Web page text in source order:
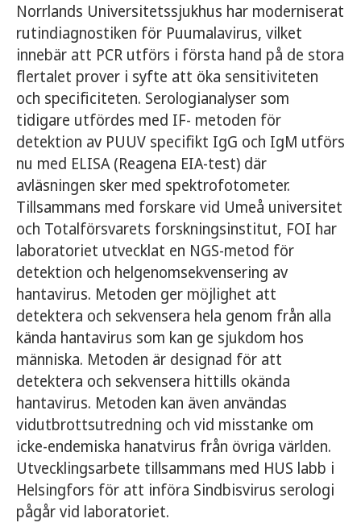
Norrlands Universitetssjukhus har moderniserat
rutindiagnostiken för Puumalavirus, vilket
innebär att PCR utförs i första hand på de stora
flertalet prover i syfte att öka sensitiviteten
och specificiteten. Serologianalyser som
tidigare utfördes med IF- metoden för
detektion av PUUV specifikt IgG och IgM utförs
nu med ELISA (Reagena EIA-test) där
avläsningen sker med spektrofotometer.
Tillsammans med forskare vid Umeå universitet
och Totalförsvarets forskningsinstitut, FOI har
laboratoriet utvecklat en NGS-metod för
detektion och helgenomsekvensering av
hantavirus. Metoden ger möjlighet att
detektera och sekvensera hela genom från alla
kända hantavirus som kan ge sjukdom hos
människa. Metoden är designad för att
detektera och sekvensera hittills okända
hantavirus. Metoden kan även användas
vidutbrottsutredning och vid misstanke om
icke-endemiska hanatvirus från övriga världen.
Utvecklingsarbete tillsammans med HUS labb i
Helsingfors för att införa Sindbisvirus serologi
pågår vid laboratoriet.